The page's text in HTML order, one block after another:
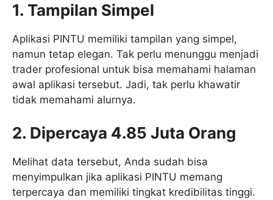
1. Tampilan Simpel
Aplikasi PINTU memiliki tampilan yang simpel,
namun tetap elegan. Tak perlu menunggu menjadi
trader profesional untuk bisa memahami halaman
awal aplikasi tersebut. Jadi, tak perlu khawatir
tidak memahami alurnya.
2. Dipercaya 4.85 Juta Orang
Melihat data tersebut, Anda sudah bisa
menyimpulkan jika aplikasi PINTU memang
terpercaya dan memiliki tingkat kredibilitas tinggi.